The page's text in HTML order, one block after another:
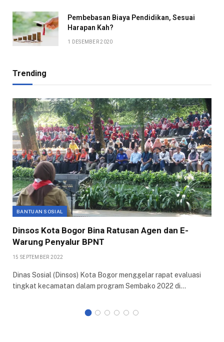
Pembebasan Biaya Pendidikan, Sesuai
Harapan Kah?
1 DESEMBER 2020
Trending
BANTUAN SOSIAL
Dinsos Kota Bogor Bina Ratusan Agen dan E-
Warung Penyalur BPNT
15 SEPTEMBER 2022
Dinas Sosial (Dinsos) Kota Bogor menggelar rapat evaluasi
tingkat kecamatan dalam program Sembako 2022 di…